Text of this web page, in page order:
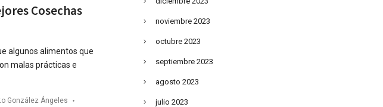
Cosechas
algunos alimentos que
malas prácticas e
González Ángeles
noviembre 2023
octubre 2023
septiembre 2023
agosto 2023
julio 2023